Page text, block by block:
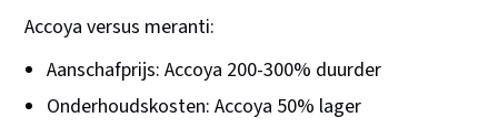
Accoya versus meranti:
Aanschafprijs: Accoya 200-300% duurder
Onderhoudskosten: Accoya 50% lager